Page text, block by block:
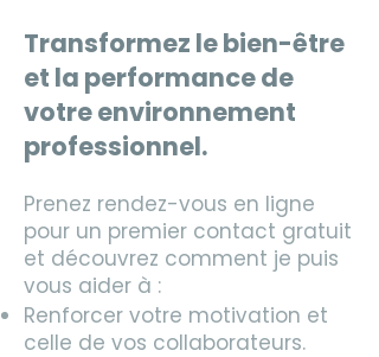
Transformez le bien-être
et la performance de
votre environnement
professionnel.
Prenez rendez-vous en ligne
pour un premier contact gratuit
et découvrez comment je puis
vous aider à :
Renforcer votre motivation et
celle de vos collaborateurs.